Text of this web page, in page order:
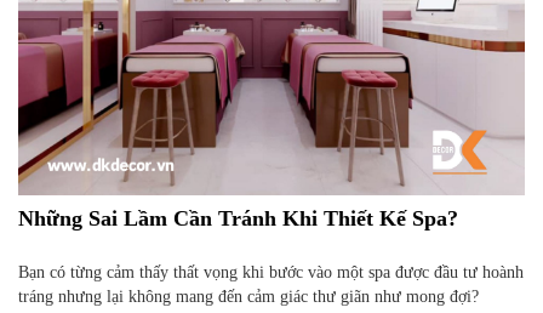
Những Sai Lầm Cần Tránh Khi Thiết Kế Spa?
Bạn có từng cảm thấy thất vọng khi bước vào một spa được đầu tư hoành
tráng nhưng lại không mang đến cảm giác thư giãn như mong đợi?